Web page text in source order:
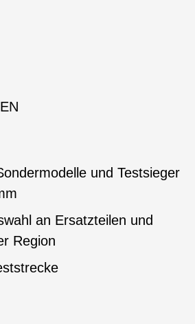
und Testsieger
an Ersatzteilen und
Region